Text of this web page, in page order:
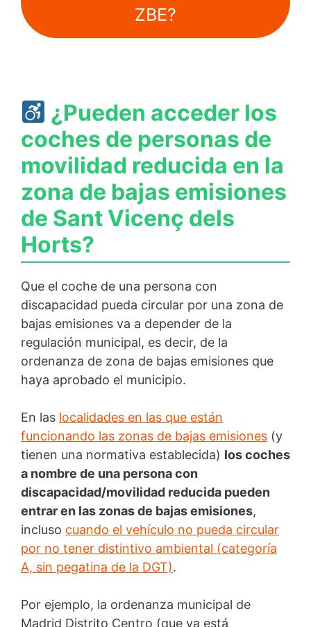
ZBE?
¿Pueden acceder los
coches de personas de
movilidad reducida en la
zona de bajas emisiones
de Sant Vicenç dels
Horts?
Que el coche de una persona con
discapacidad pueda circular por una zona de
bajas emisiones va a depender de la
regulación municipal, es decir, de la
ordenanza de zona de bajas emisiones que
haya aprobado el municipio.
En las localidades en las que están
funcionando las zonas de bajas emisiones (y
tienen una normativa establecida) los coches
a nombre de una persona con
discapacidad/movilidad reducida pueden
entrar en las zonas de bajas emisiones,
incluso cuando el vehículo no pueda circular
por no tener distintivo ambiental (categoría
A, sin pegatina de la DGT).
Por ejemplo, la ordenanza municipal de
Madrid Distrito Centro (que ya está